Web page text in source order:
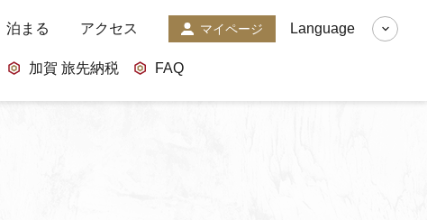
泊まる アクセス マイページ
加賀 旅先納税 FAQ
Language